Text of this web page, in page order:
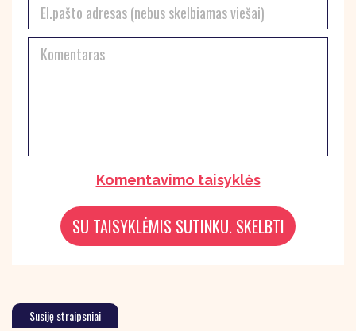
Komentavimo taisyklės
Susiję straipsniai